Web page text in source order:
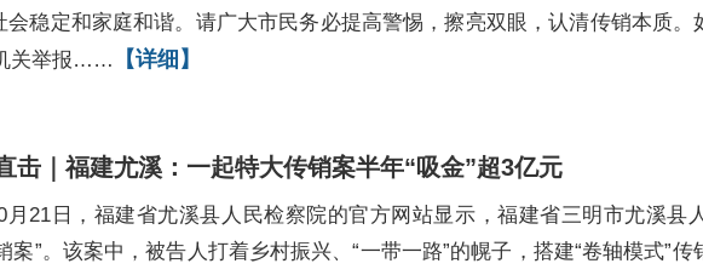
会稳定和家庭和谐。请广大市民务必提高警惕，擦亮双眼，认清传销本质
关举报……
【详细】
击｜福建尤溪：一起特大传销案半年“吸金”超3亿元
月21日，福建省尤溪县人民检察院的官方网站显示，福建省三明市尤溪县
案”。该案中，被告人打着乡村振兴、“一带一路”的幌子，搭建“卷轴模式”